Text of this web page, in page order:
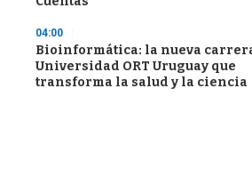
04:00
Bioinformática: la nueva
Universidad ORT Uruguay que
transforma la salud y la ciencia